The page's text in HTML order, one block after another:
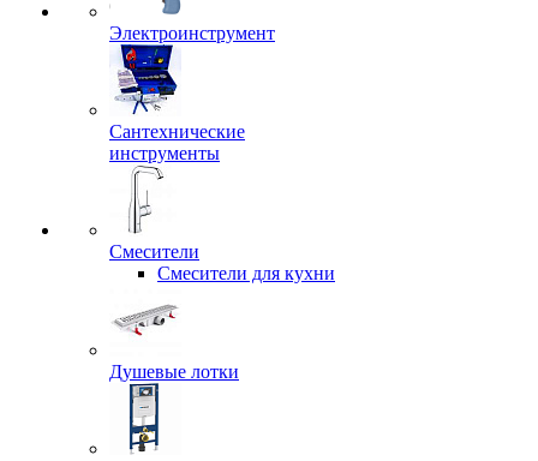
Электроинструмент
Сантехнические
инструменты
Смесители
Смесители для кухни
Душевые лотки